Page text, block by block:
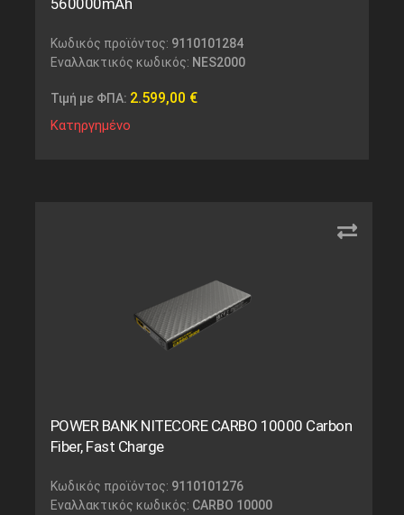
Κωδικός προϊόντος: 9110101284
Εναλλακτικός κωδικός: NES2000
Τιμή με ΦΠΑ: 2.599,00 €
Κατηργημένο
POWER BANK NITECORE CARBO 10000 Carbon
Fiber, Fast Charge
Κωδικός προϊόντος: 9110101276
Εναλλακτικός κωδικός: CARBO 10000